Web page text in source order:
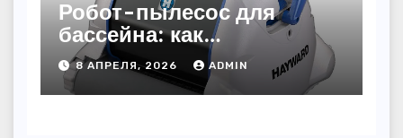
Робот-пылесос для
бассейна: как
пользоваться, чтобы
вода блестела, а
устройство служило 7
8 АПРЕЛЯ, 2026 ADMIN